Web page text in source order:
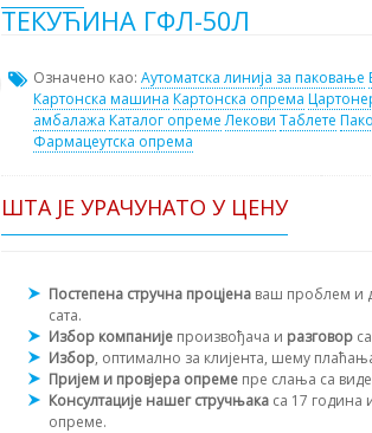
ТЕКУЋИНА ГФЛ-50Л
Означено као: Аутоматска линија за паковање
Картонска машина Картонска опрема
амбалажа Каталог опреме Лекови Таблете
Фармацеутска опрема
ШТА ЈЕ УРАЧУНАТО У ЦЕНУ
Постепена стручна процјена ваш проблем и
сата.
Избор компаније произвођача и разговор
Избор, оптимално за клијента, шему
Пријем и провјера опреме пре слања са
Консултације нашег стручњака са 17 година
опреме.